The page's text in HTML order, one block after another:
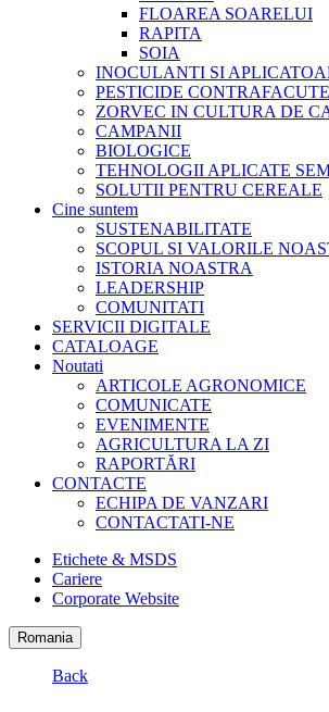
FLOAREA SOARELUI
RAPITA
SOIA
INOCULANTI SI
PESTICIDE CONTRAFACUTE
ZORVEC IN CULTURA DE
CAMPANII
BIOLOGICE
TEHNOLOGII APLICATE
SOLUTII PENTRU CEREALE
Cine suntem
SUSTENABILITATE
SCOPUL SI VALORILE
ISTORIA NOASTRA
LEADERSHIP
COMUNITATI
SERVICII DIGITALE
CATALOAGE
Noutati
ARTICOLE AGRONOMICE
COMUNICATE
EVENIMENTE
AGRICULTURA LA ZI
RAPORTĂRI
CONTACTE
ECHIPA DE VANZARI
CONTACTATI-NE
Etichete & MSDS
Cariere
Corporate Website
Romania
Back